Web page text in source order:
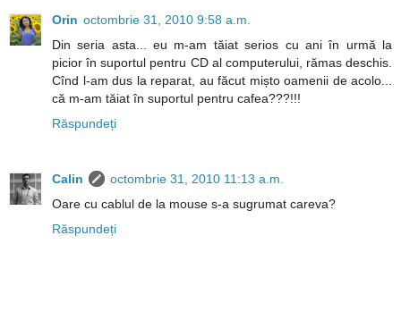
Orin octombrie 31, 2010 9:58 a.m.
Din seria asta... eu m-am tăiat serios cu ani în urmă la
picior în suportul pentru CD al computerului, rămas deschis.
Cînd l-am dus la reparat, au făcut mișto oamenii de acolo...
că m-am tăiat în suportul pentru cafea???!!!
Răspundeți
Calin
octombrie 31, 2010 11:13 a.m.
Oare cu cablul de la mouse s-a sugrumat careva?
Răspundeți